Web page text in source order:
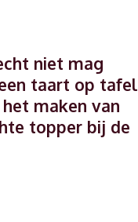
niet mag
taart op tafel
maken van
topper bij de